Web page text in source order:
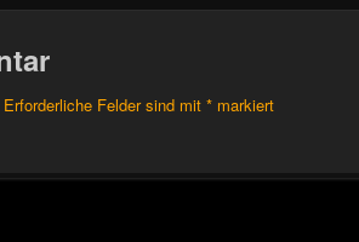
Erforderliche Felder sind mit *markiert